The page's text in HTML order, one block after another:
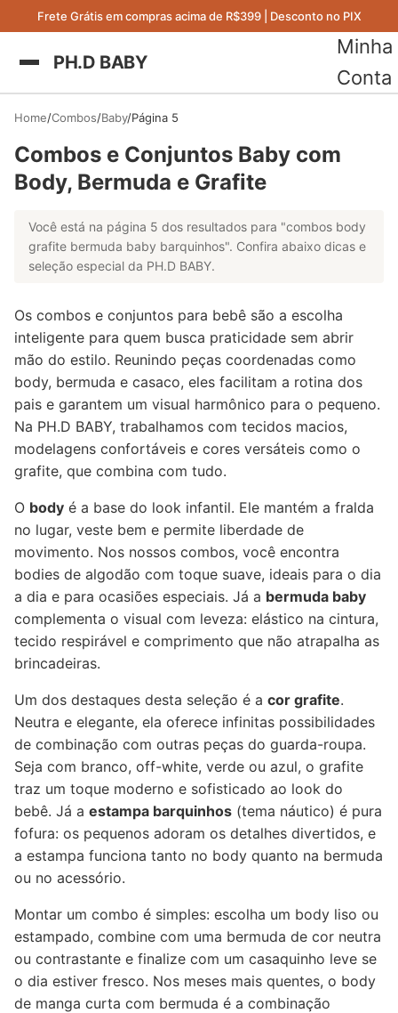
Frete Grátis em compras acima de R$399 | Desconto no PIX
PH.D BABY
Minha
Conta
Home Combos Baby Página 5
Combos e Conjuntos Baby com
Body, Bermuda e Grafite
Você está na página 5 dos resultados para "combos body
grafite bermuda baby barquinhos". Confira abaixo dicas e
seleção especial da PH.D BABY.
Os combos e conjuntos para bebê são a escolha
inteligente para quem busca praticidade sem abrir
mão do estilo. Reunindo peças coordenadas como
body, bermuda e casaco, eles facilitam a rotina dos
pais e garantem um visual harmônico para o pequeno.
Na PH.D BABY, trabalhamos com tecidos macios,
modelagens confortáveis e cores versáteis como o
grafite, que combina com tudo.
O body é a base do look infantil. Ele mantém a fralda
no lugar, veste bem e permite liberdade de
movimento. Nos nossos combos, você encontra
bodies de algodão com toque suave, ideais para o dia
a dia e para ocasiões especiais. Já a bermuda baby
complementa o visual com leveza: elástico na cintura,
tecido respirável e comprimento que não atrapalha as
brincadeiras.
Um dos destaques desta seleção é a cor grafite.
Neutra e elegante, ela oferece infinitas possibilidades
de combinação com outras peças do guarda-roupa.
Seja com branco, off-white, verde ou azul, o grafite
traz um toque moderno e sofisticado ao look do
bebê. Já a estampa barquinhos (tema náutico) é pura
fofura: os pequenos adoram os detalhes divertidos, e
a estampa funciona tanto no body quanto na bermuda
ou no acessório.
Montar um combo é simples: escolha um body liso ou
estampado, combine com uma bermuda de cor neutra
ou contrastante e finalize com um casaquinho leve se
o dia estiver fresco. Nos meses mais quentes, o body
de manga curta com bermuda é a combinação